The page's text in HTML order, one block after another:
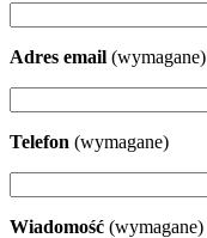
Adres email (wymagane)
Telefon (wymagane)
Wiadomość (wymagane)